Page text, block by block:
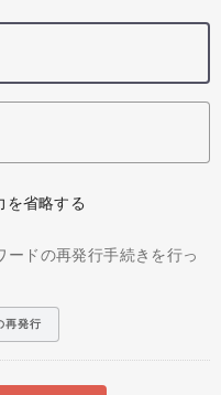
を省略する
ードの再発行手続きを行っ
再発行